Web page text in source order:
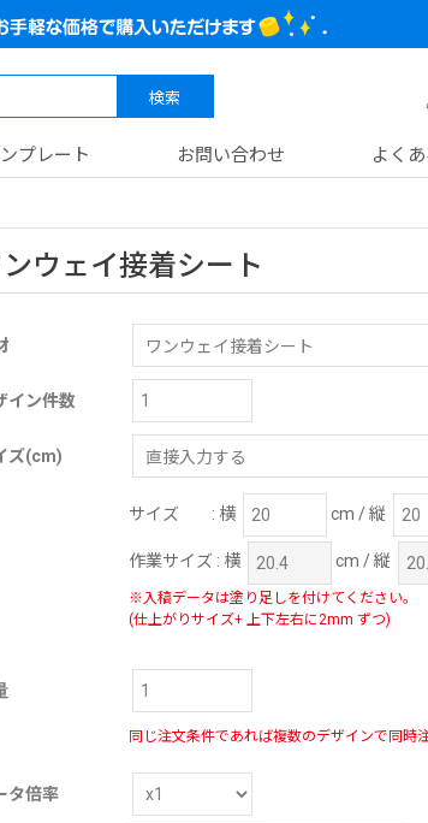
検索
プレート お問い合わせ よく
ンウェイ接着シート
イン件数
ズ(cm)
サイズ : 横 cm / 縦
作業サイズ : 横 cm / 縦
※入稿データは塗り足しを付けてください。
(仕上がりサイズ+ 上下左右に2mm ずつ)
同じ注文条件であれば複数のデザインで同時
タ倍率